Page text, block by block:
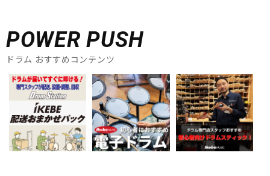
POWER PUSH
ドラム おすすめコンテンツ